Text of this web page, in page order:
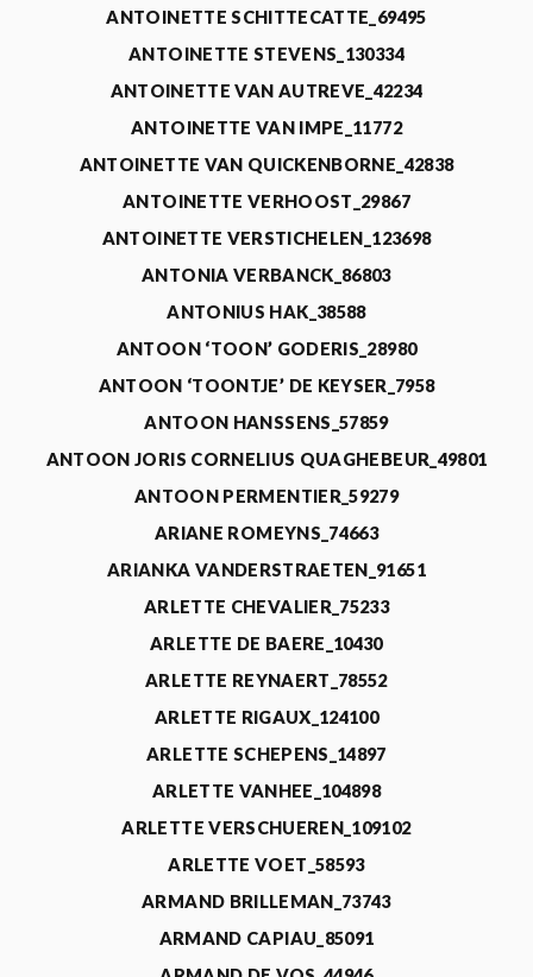
ANTOINETTE SCHITTECATTE_69495
ANTOINETTE STEVENS_130334
ANTOINETTE VAN AUTREVE_42234
ANTOINETTE VAN IMPE_11772
ANTOINETTE VAN QUICKENBORNE_42838
ANTOINETTE VERHOOST_29867
ANTOINETTE VERSTICHELEN_123698
ANTONIA VERBANCK_86803
ANTONIUS HAK_38588
ANTOON ‘TOON’ GODERIS_28980
ANTOON ‘TOONTJE’ DE KEYSER_7958
ANTOON HANSSENS_57859
ANTOON JORIS CORNELIUS QUAGHEBEUR_49801
ANTOON PERMENTIER_59279
ARIANE ROMEYNS_74663
ARIANKA VANDERSTRAETEN_91651
ARLETTE CHEVALIER_75233
ARLETTE DE BAERE_10430
ARLETTE REYNAERT_78552
ARLETTE RIGAUX_124100
ARLETTE SCHEPENS_14897
ARLETTE VANHEE_104898
ARLETTE VERSCHUEREN_109102
ARLETTE VOET_58593
ARMAND BRILLEMAN_73743
ARMAND CAPIAU_85091